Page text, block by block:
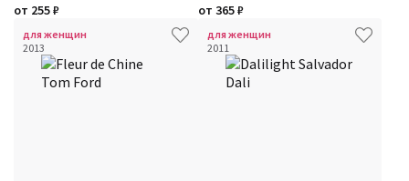
от 255₽ от 365₽
для женщин
2013
для женщин
2011